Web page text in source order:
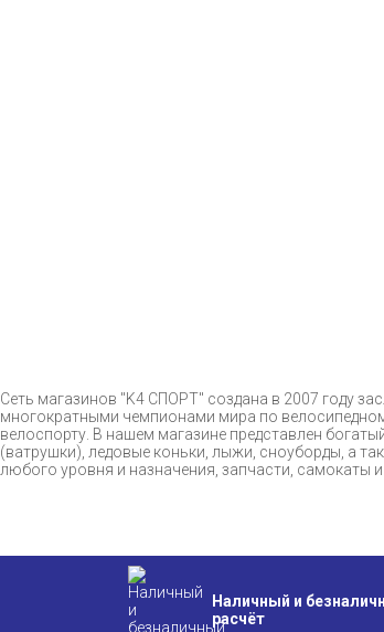
Сеть магазинов "K4 СПОРТ" создана в 2007 году
многократными чемпионами мира по
велоспорту. В нашем магазине представлен
(ватрушки), ледовые коньки, лыжи, сноуборды, а
любого уровня и назначения, запчасти, самокаты
Наличный и
расчёт